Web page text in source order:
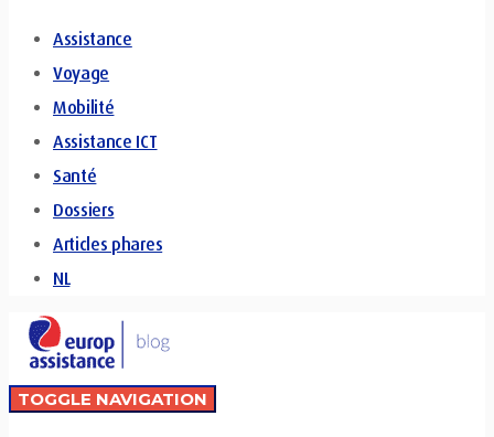
Assistance
Voyage
Mobilité
Assistance ICT
Santé
Dossiers
Articles phares
NL
TOGGLE NAVIGATION